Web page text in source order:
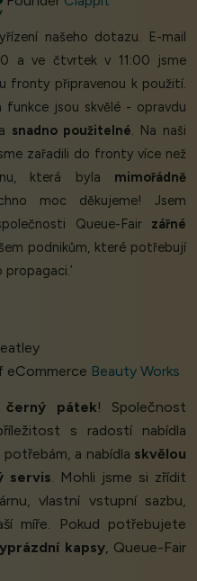
našeho dotazu. E-mail
a ve čtvrtek v 11:00 jsme
fronty připravenou k použití.
funkce jsou skvělé - opravdu
a snadno použitelné. Na naši
zařadili do fronty více než
která byla mimořádně
moc děkujeme! Jsem
Queue-Fair zářné
podnikům, které potřebují
eCommerce Beauty Works
černý pátek! Společnost
s radostí nabídla
a nabídla skvělou
servis. Mohli jsme si zřídit
vlastní vstupní sazbu,
míře. Pokud potřebujete
kapsy, Queue-Fair